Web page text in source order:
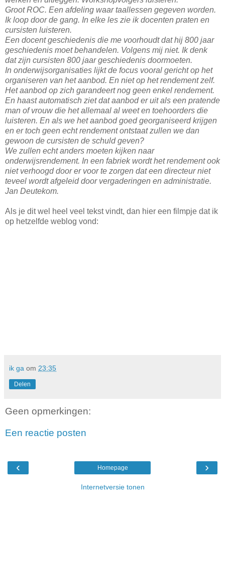
Groot ROC. Een afdeling waar taallessen gegeven worden.
Ik loop door de gang. In elke les zie ik docenten praten en
cursisten luisteren.
Een docent geschiedenis die me voorhoudt dat hij 800 jaar
geschiedenis moet behandelen. Volgens mij niet. Ik denk
dat zijn cursisten 800 jaar geschiedenis doormoeten.
In onderwijsorganisaties lijkt de focus vooral gericht op het
organiseren van het aanbod. En niet op het rendement zelf.
Het aanbod op zich garandeert nog geen enkel rendement.
En haast automatisch ziet dat aanbod er uit als een pratende
man of vrouw die het allemaal al weet en toehoorders die
luisteren. En als we het aanbod goed georganiseerd krijgen
en er toch geen echt rendement ontstaat zullen we dan
gewoon de cursisten de schuld geven?
We zullen echt anders moeten kijken naar
onderwijsrendement. In een fabriek wordt het rendement ook
niet verhoogd door er voor te zorgen dat een directeur niet
teveel wordt afgeleid door vergaderingen en administratie.
Jan Deutekom.
Als je dit wel heel veel tekst vindt, dan hier een filmpje dat ik
op hetzelfde weblog vond:
ik ga om 23:35
Delen
Geen opmerkingen:
Een reactie posten
‹ ›
Homepage
Internetversie tonen